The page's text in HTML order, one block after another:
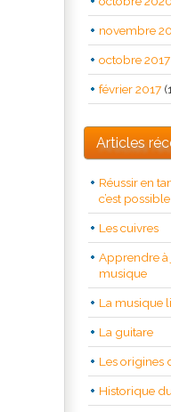
novembre
octobre 2017
février 2017
Articles
Réussir en
c’est possible
Les cuivres
Apprendre à
musique
La musique
La guitare
Les origines
Historique